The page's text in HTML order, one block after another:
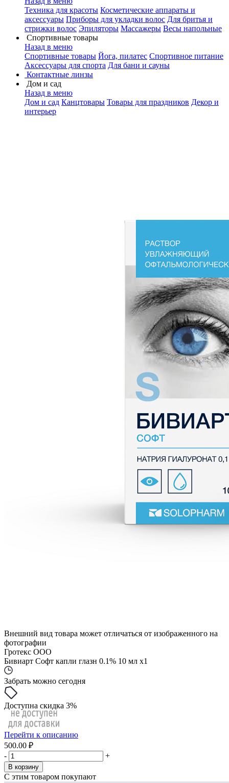
Техника для красоты Косметические аппараты и
аксессуары Приборы для укладки волос Для бритья и
стрижки волос Эпиляторы Массажеры Весы напольные
Спортивные товары
Назад в меню
Спортивные товары Йога, пилатес Спортивное питание
Аксессуары для спорта Для бани и сауны
Контактные линзы
Дом и сад
Назад в меню
Дом и сад Канцтовары Товары для праздников Декор и
интерьер
Внешний вид товара может отличаться от изображенного на
фотографии
Гротекс ООО
Бивиарт Софт капли глазн 0.1% 10 мл x1
Забрать можно сегодня
Доступна скидка 3%
Перейти к описанию
500.00 ₽
-
+
В корзину
С этим товаром покупают